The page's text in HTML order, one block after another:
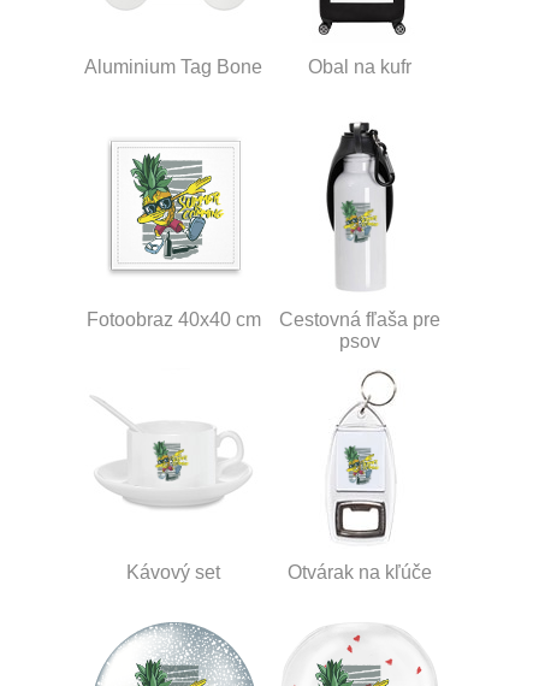
Aluminium Tag Bone Obal na kufr
Fotoobraz 40x40 cm
Cestovná fľaša pre
psov
Kávový set Otvárak na kľúče